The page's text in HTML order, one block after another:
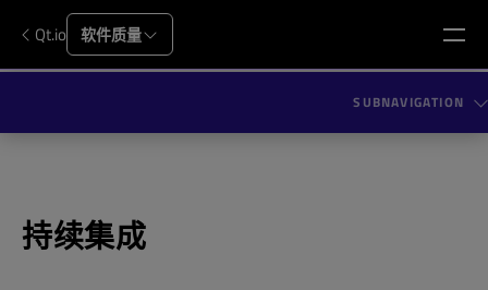
Qt.io 软件质量
SUBNAVIGATION
持续集成